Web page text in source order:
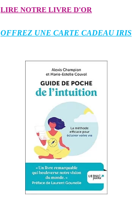
LIRE NOTRE LIVRE D'OR
OFFREZ UNE CARTE CADEAU IRIS